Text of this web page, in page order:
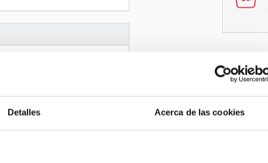
Detalles Acerca de las cookies